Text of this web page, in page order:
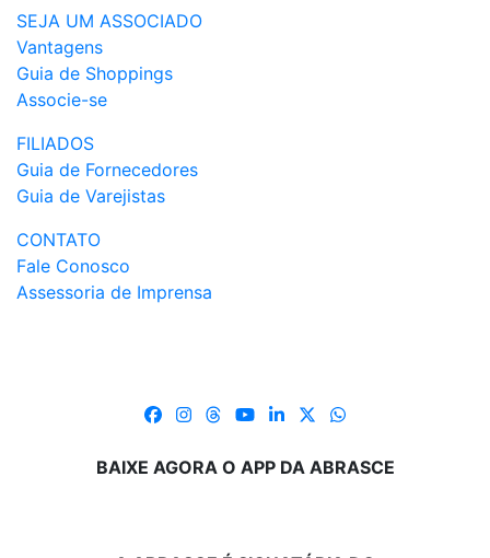
SEJA UM ASSOCIADO
Vantagens
Guia de Shoppings
Associe-se
FILIADOS
Guia de Fornecedores
Guia de Varejistas
CONTATO
Fale Conosco
Assessoria de Imprensa
BAIXE AGORA O APP DA ABRASCE